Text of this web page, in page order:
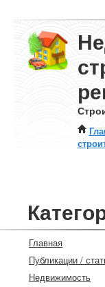
Главная
Публикации /
Недвижимость